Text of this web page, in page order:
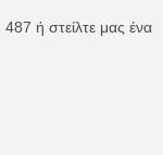
ή στείλτε μας ένα